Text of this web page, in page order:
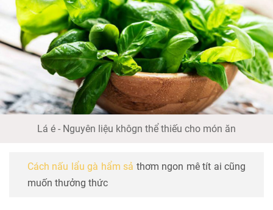
Lá é - Nguyên liệu khôgn thể thiếu cho món ăn
Cách nấu lẩu gà hẩm sả thơm ngon mê tít ai cũng
muốn thưởng thức